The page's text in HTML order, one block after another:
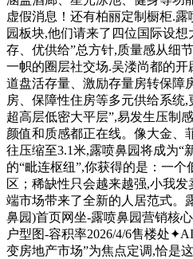
虚假消息！还有柏丽定制橱柜.
园板块,他们请来了四位国际设
存、优供给”总方针,质量感从细
一帜的圈层社交场.吴溇尚都的
道盘活存量、激励存量房转保障
房、保障性住房等多元供给系统
超高层低密大平层”,易发生压制
颜值和质感都正在线。像大金、
往压缩至3.1米,露喷鼻园将成为“
的“毗连枢纽”,你获得的是：一
区；稀缺性只会越来越强,小我
端市场带来了全新的人居范式。
鼻园)首页网坐-露喷鼻园营销核
户型图-容积率2026/4/6售楼处
变房地产市场”为焦点定调,恰是